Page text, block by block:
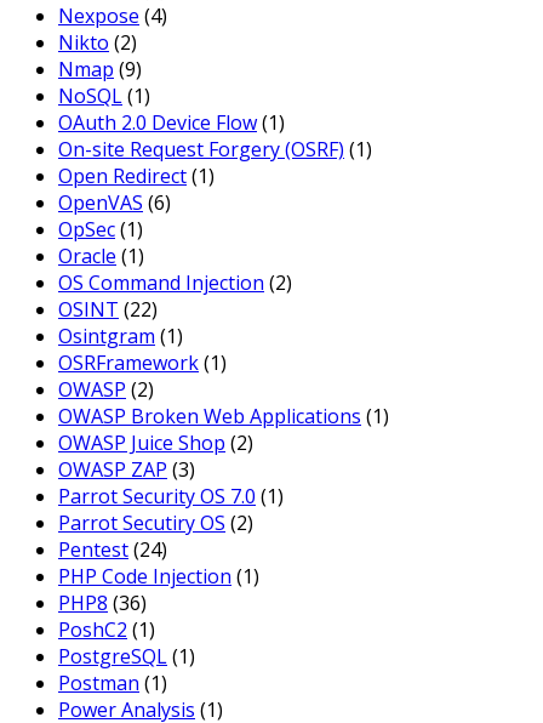
Nexpose (4)
Nikto (2)
Nmap (9)
NoSQL(1)
OAuth 2.0 Device Flow(1)
On-site Request Forgery (OSRF) (1)
Open Redirect(1)
OpenVAS (6)
OpSec(1)
Oracle (1)
OS Command Injection (2)
OSINT (22)
Osintgram (1)
OSRFramework(1)
OWASP (2)
OWASP Broken Web Applications (1)
OWASP Juice Shop (2)
OWASP ZAP (3)
Parrot Security OS 7.0 (1)
Parrot Secutiry OS (2)
Pentest(24)
PHP Code Injection (1)
PHP8 (36)
PoshC2 (1)
PostgreSQL(1)
Postman (1)
Power Analysis (1)